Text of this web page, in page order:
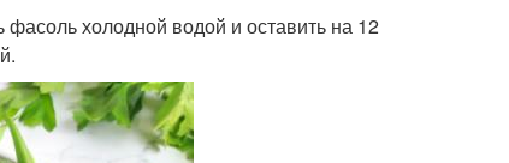
с овощами
холодной водой и оставить на 12